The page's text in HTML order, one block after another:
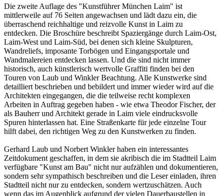
Die zweite Auflage des "Kunstführer München Laim" ist
mittlerweile auf 76 Seiten angewachsen und lädt dazu ein, die
überraschend reichhaltige und reizvolle Kunst in Laim zu
entdecken. Die Broschüre beschreibt Spaziergänge durch Laim-Ost,
Laim-West und Laim-Süd, bei denen sich kleine Skulpturen,
Wandreliefs, imposante Torbögen und Eingangsportale und
Wandmalereien entdecken lassen. Und die sind nicht immer
historisch, auch künstlerisch wertvolle Graffiti finden bei den
Touren von Laub und Winkler Beachtung. Alle Kunstwerke sind
detailliert beschrieben und bebildert und immer wieder wird auf die
Architekten eingegangen, die die teilweise recht komplexen
Arbeiten in Auftrag gegeben haben - wie etwa Theodor Fischer, der
als Bauherr und Architekt gerade in Laim viele eindrucksvolle
Spuren hinterlassen hat. Eine Straßenkarte für jede einzelne Tour
hilft dabei, den richtigen Weg zu den Kunstwerken zu finden.
Gerhard Laub und Norbert Winkler haben ein interessantes
Zeitdokument geschaffen, in dem sie akribisch die im Stadtteil Laim
verfügbare "Kunst am Bau" nicht nur aufzählen und dokumentieren,
sondern sehr sympathisch beschreiben und die Leser einladen, ihren
Stadtteil nicht nur zu entdecken, sondern wertzuschätzen. Auch
wenn das im Augenblick aufgrund der vielen Dauerbaustellen in